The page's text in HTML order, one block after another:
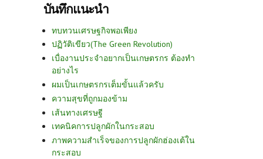
บันทึกแนะนำ
ทบทวนเศรษฐกิจพอเพียง
ปฏิวัติเขียว(The Green Revolution)
เบื่องานประจำอยากเป็นเกษตรกร ต้องทำ
อย่างไร
ผมเป็นเกษตรกรเต็มขั้นแล้วครับ
ความสุขที่ถูกมองข้าม
เส้นทางเศรษฐี
เทคนิคการปลูกผักในกระสอบ
ภาพความสำเร็จของการปลูกผักฮ่องเต้ใน
กระสอบ